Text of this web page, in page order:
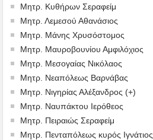
Μητρ. Κυθήρων Σεραφείμ
Μητρ. Λεμεσού Αθανάσιος
Μητρ. Μάνης Χρυσόστομος
Μητρ. Μαυροβουνίου Αμφιλόχιος
Μητρ. Μεσογαίας Νικόλαος
Μητρ. Νεαπόλεως Βαρνάβας
Μητρ. Νιγηρίας Αλέξανδρος (+)
Μητρ. Ναυπάκτου Ιερόθεος
Μητρ. Πειραιώς Σεραφείμ
Μητρ. Πενταπόλεως κυρός Ιγνάτιος